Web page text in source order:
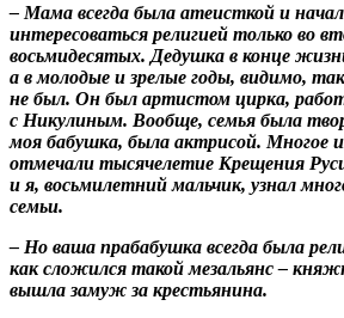
– Мама всегда была атеисткой и
интересоваться религией только во
восьмидесятых. Дедушка в конце
а в молодые и зрелые годы, видимо,
не был. Он был артистом цирка,
с Никулиным. Вообще, семья была
моя бабушка, была актрисой. Многое
отмечали тысячелетие Крещения
и я, восьмилетний мальчик, узнал
семьи.
– Но ваша прабабушка всегда была
как сложился такой мезальянс –
вышла замуж за крестьянина.